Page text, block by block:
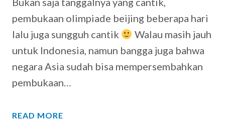
pembukaan olimpiade beijing beberapa hari
lalu juga sungguh cantik
Walau masih jauh
untuk Indonesia, namun bangga juga bahwa
negara Asia sudah bisa mempersembahkan
pembukaan…
READ MORE